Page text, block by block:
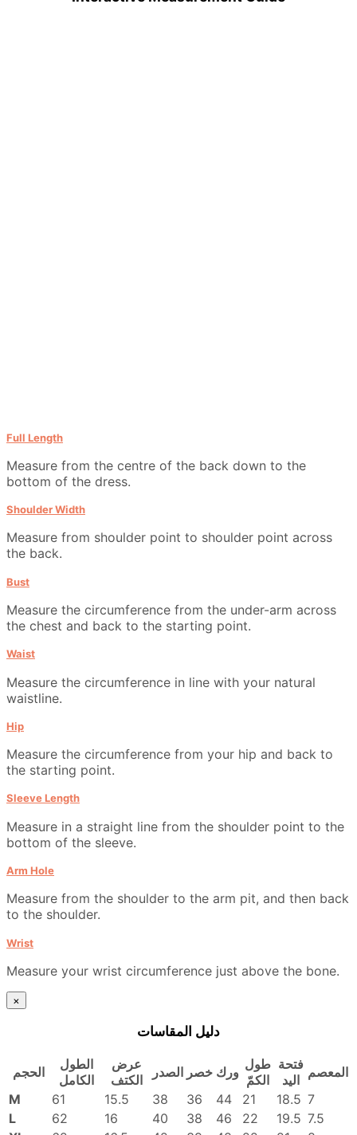
Full Length
Measure from the centre of the back down to the
bottom of the dress.
Shoulder Width
Measure from shoulder point to shoulder point across
the back.
Bust
Measure the circumference from the under-arm across
the chest and back to the starting point.
Waist
Measure the circumference in line with your natural
waistline.
Hip
Measure the circumference from your hip and back to
the starting point.
Sleeve Length
Measure in a straight line from the shoulder point to the
bottom of the sleeve.
Arm Hole
Measure from the shoulder to the arm pit, and then back
to the shoulder.
Wrist
Measure your wrist circumference just above the bone.
×
دليل المقاسات
الحجم
الطول
الكامل
عرض
الكتف
الصدر خصر ورك طول
الكمّ
فتحة
اليد المعصم
M
61 15.5 38 36 44 21 18.5 7
L
62 16 40 38 46 22 19.5 7.5